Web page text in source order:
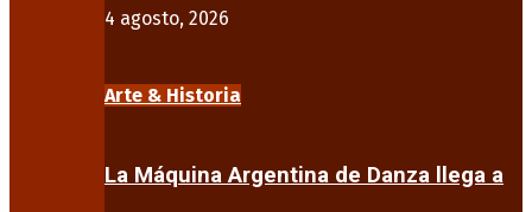
4 agosto, 2026
Arte & Historia
La Máquina Argentina de Danza llega a